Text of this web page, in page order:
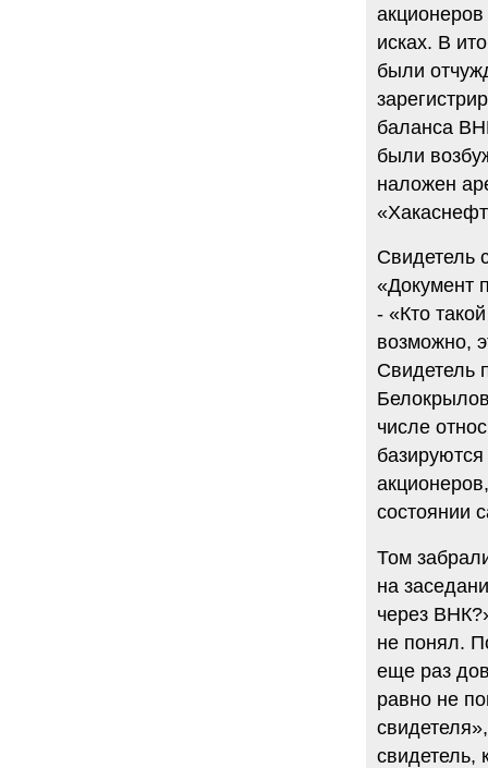
исках. В
были
баланса
были
наложен
Свидетель
«Документ
- «Кто
возможно,
Свидетель
числе
состоянии
Том
на
через
не понял.
еще раз
равно не
свидетель,